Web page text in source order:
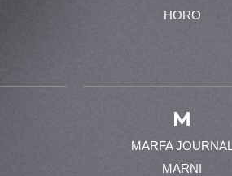
HORO
M
MARFA JOURNAL
MARNI